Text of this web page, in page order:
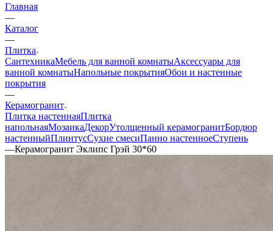
Главная
—
Каталог
—
Плитка
СантехникаМебель для ванной комнатыАксессуары для
ванной комнатыНапольные покрытияОбои и настенные
покрытия
—
Керамогранит
Плитка настеннаяПлитка
напольнаяМозаикаДекорУтолщенный керамогранитБордюр
настенныйПлинтусСухие смесиПанно настенноеСтупень
—Керамогранит Эклипс Грэй 30*60